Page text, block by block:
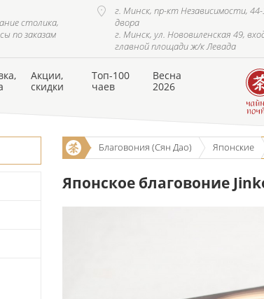
столика,
по заказам
г. Минск, пр-кт Независимости, 44-
двора
г. Минск, ул. Нововиленская 49,
главной площади ж/к Левада
Акции,
скидки
Топ-100
чаев
Весна
2026
Благовония (Сян Дао) Японские
Японское благовоние